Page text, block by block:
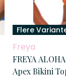
Flere
Freya
FREYA ALOHA Coast Zest Uw High
Apex Bikini